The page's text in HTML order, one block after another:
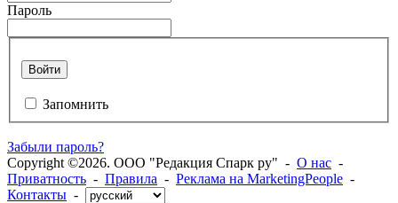
Пароль
Войти
Запомнить
Забыли пароль?
Copyright ©2026. ООО "Редакция Спарк ру" - О нас -
Приватность - Правила - Реклама на MarketingPeople -
Контакты -